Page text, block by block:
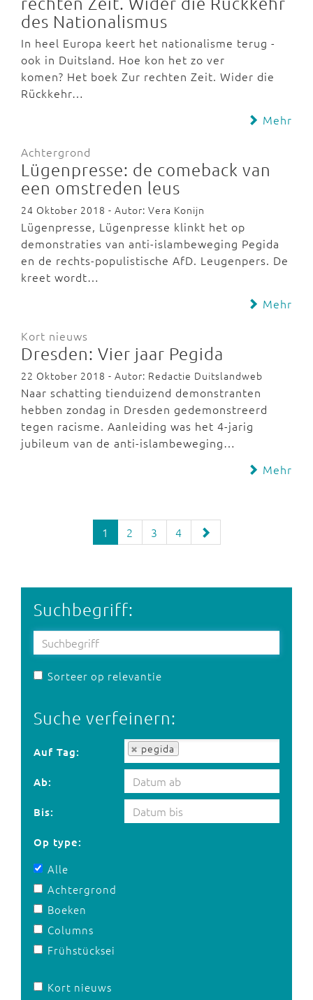
des Nationalismus
In heel Europa keert het nationalisme terug -
ook in Duitsland. Hoe kon het zo ver
komen? Het boek Zur rechten Zeit. Wider die
Rückkehr…
Mehr
Achtergrond
Lügenpresse: de comeback van
een omstreden leus
24 Oktober 2018 - Autor: Vera Konijn
Lügenpresse, Lügenpresse klinkt het op
demonstraties van anti-islambeweging Pegida
en de rechts-populistische AfD. Leugenpers. De
kreet wordt…
Mehr
Kort nieuws
Dresden: Vier jaar Pegida
22 Oktober 2018 - Autor: Redactie Duitslandweb
Naar schatting tienduizend demonstranten
hebben zondag in Dresden gedemonstreerd
tegen racisme. Aanleiding was het 4-jarig
jubileum van de anti-islambeweging…
Mehr
1 2 3 4
Suchbegriff:
Sorteer op relevantie
Suche verfeinern:
Auf Tag: pegida
Auf Tag:
Ab:
Bis:
Op type:
Alle
Achtergrond
Boeken
Columns
Frühstücksei
Kort nieuws